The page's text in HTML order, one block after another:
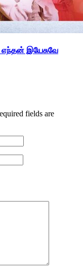
எந்தன் இயேசுவே
fields are